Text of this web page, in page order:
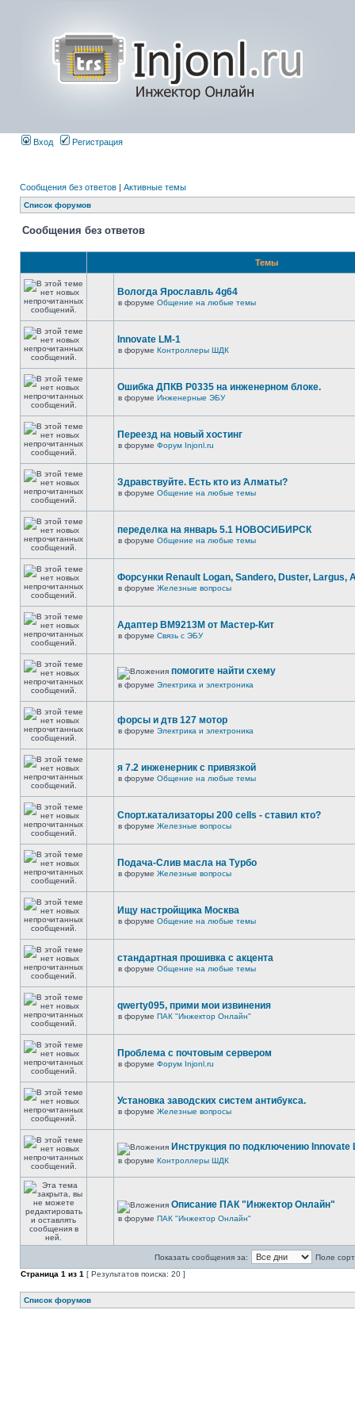
Вход Регистрация
Сообщения без ответов | Активные темы
Список форумов
Сообщения без ответов
Темы
Вологда Ярославль 4g64
в форуме Общение на любые темы
Innovate LM-1
в форуме Контроллеры ШДК
Ошибка ДПКВ Р0335 на инженерном блоке.
в форуме Инженерные ЭБУ
Переезд на новый хостинг
в форуме Форум Injonl.ru
Здравствуйте. Есть кто из Алматы?
в форуме Общение на любые темы
переделка на январь 5.1 НОВОСИБИРСК
в форуме Общение на любые темы
Форсунки Renault Logan, Sandero, Duster, Largus,
в форуме Железные вопросы
Адаптер BM9213M от Мастер-Кит
в форуме Связь с ЭБУ
помогите найти схему
в форуме Электрика и электроника
форсы и дтв 127 мотор
в форуме Электрика и электроника
я 7.2 инженерник с привязкой
в форуме Общение на любые темы
Спорт.катализаторы 200 cells - ставил кто?
в форуме Железные вопросы
Подача-Слив масла на Турбо
в форуме Железные вопросы
Ищу настройщика Москва
в форуме Общение на любые темы
стандартная прошивка с акцента
в форуме Общение на любые темы
qwerty095, прими мои извинения
в форуме ПАК "Инжектор Онлайн"
Проблема с почтовым сервером
в форуме Форум Injonl.ru
Установка заводских систем антибукса.
в форуме Железные вопросы
Инструкция по подключению Innovate
в форуме Контроллеры ШДК
Описание ПАК "Инжектор Онлайн"
в форуме ПАК "Инжектор Онлайн"
Показать сообщения за:
Поле
Страница 1 из 1 [ Результатов поиска: 20 ]
Список форумов